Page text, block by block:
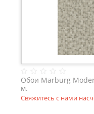
Обои Marburg
м.
Свяжитесь с нами